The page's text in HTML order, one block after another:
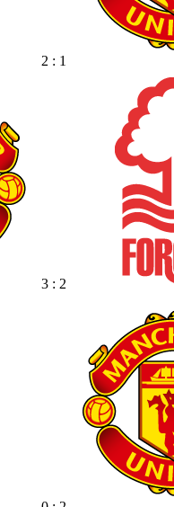
2 : 1
3 : 2